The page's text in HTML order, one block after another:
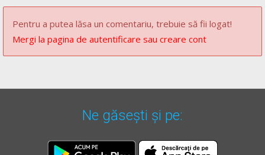
actualizat(Regulamentul codului rutier)
Pentru a putea lăsa un comentariu, trebuie să fii logat!
Mergi la pagina de autentificare sau creare cont
Ne găsești și pe: